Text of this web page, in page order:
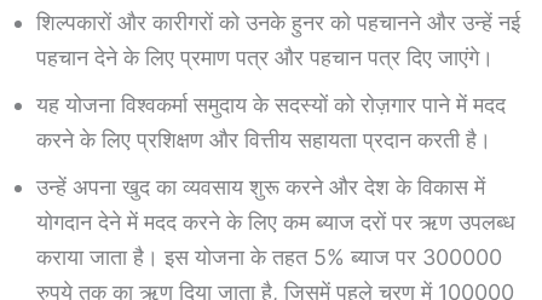
शिल्पकारों और कारीगरों को उनके हुनर ​​को पहचानने और उन्हें नई
पहचान देने के लिए प्रमाण पत्र और पहचान पत्र दिए जाएंगे।
यह योजना विश्वकर्मा समुदाय के सदस्यों को रोज़गार पाने में मदद
करने के लिए प्रशिक्षण और वित्तीय सहायता प्रदान करती है।
उन्हें अपना खुद का व्यवसाय शुरू करने और देश के विकास में
योगदान देने में मदद करने के लिए कम ब्याज दरों पर ऋण उपलब्ध
कराया जाता है। इस योजना के तहत 5% ब्याज पर 300000
रुपये तक का ऋण दिया जाता है, जिसमें पहले चरण में 100000